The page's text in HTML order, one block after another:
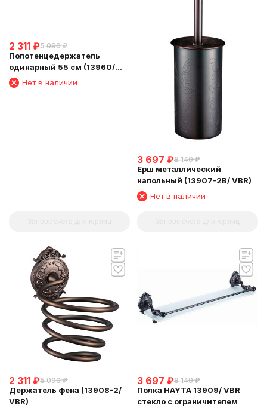
2 311 ₽5 090 ₽
Полотенцедержатель
одинарный 55 см (13960/
VBR)Нет в наличии
3 697 ₽8 140 ₽
Ерш металлический
напольный (13907-2B/ VBR)
Нет в наличии
2 311 ₽5 090 ₽
Держатель фена (13908-2/
VBR)
3 697 ₽8 140 ₽
Полка HAYTA 13909/ VBR
стекло с ограничителем